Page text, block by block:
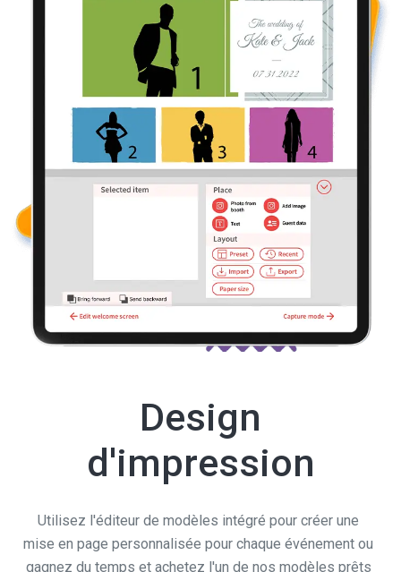
d'impression
mise en page personnalisée pour chaque événement ou
gagnez du temps et achetez l'un de nos modèles prêts
à l'emploi.